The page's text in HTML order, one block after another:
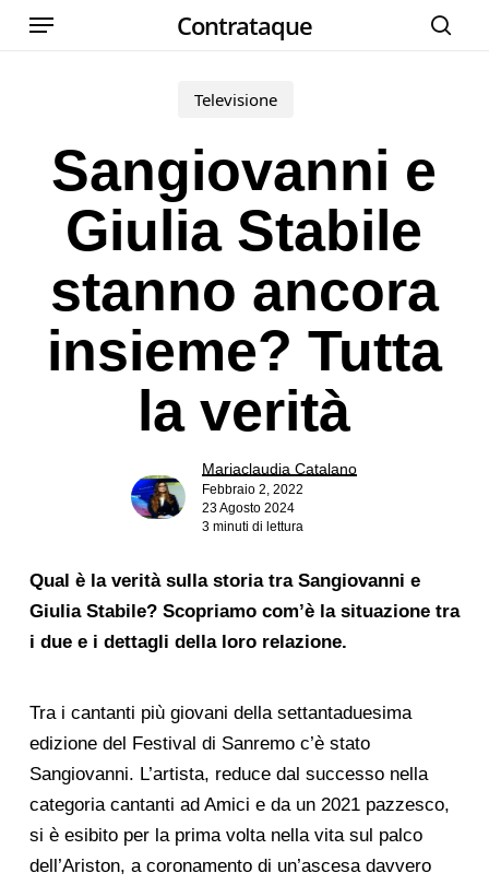
Skip
Contrataque
Menu
Televisione
Sangiovanni e
Giulia Stabile
stanno ancora
insieme? Tutta
la verità
Mariaclaudia Catalano
Febbraio 2, 2022
23 Agosto 2024
3 minuti di lettura
Qual è la verità sulla storia tra Sangiovanni e
Giulia Stabile? Scopriamo com’è la situazione tra
i due e i dettagli della loro relazione.
Tra i cantanti più giovani della settantaduesima
edizione del Festival di Sanremo c’è stato
Sangiovanni. L’artista, reduce dal successo nella
categoria cantanti ad Amici e da un 2021 pazzesco,
si è esibito per la prima volta nella vita sul palco
dell’Ariston, a coronamento di un’ascesa davvero